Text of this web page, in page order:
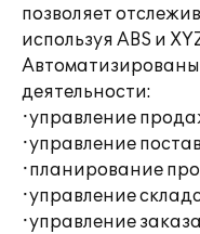
позволяет
используя ABS и
деятельности:
·управление
·управление
·планирование
·управление
·управление